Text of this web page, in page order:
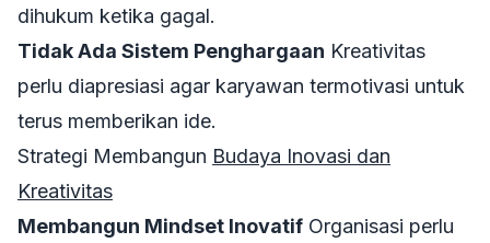
dihukum ketika gagal.
Tidak Ada Sistem Penghargaan Kreativitas
perlu diapresiasi agar karyawan termotivasi untuk
terus memberikan ide.
Strategi Membangun Budaya Inovasi dan
Kreativitas
Membangun Mindset Inovatif Organisasi perlu